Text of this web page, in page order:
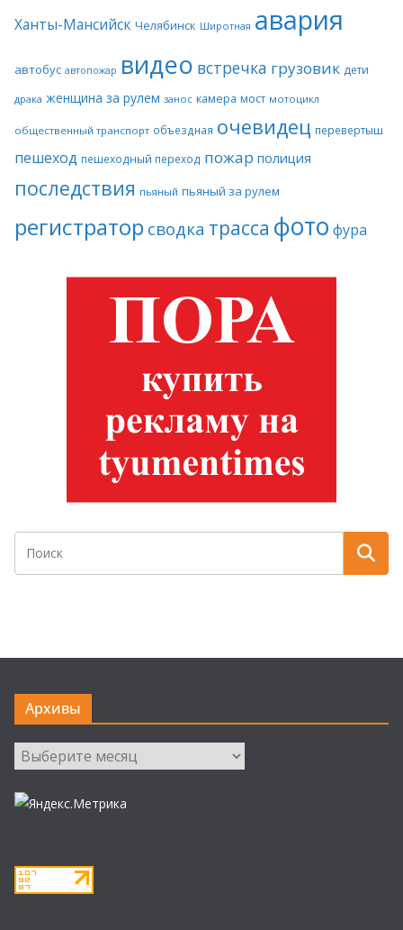
Ханты-Мансийск Челябинск Широтная авария
автобус автопожар видео встречка грузовик дети
драка женщина за рулем занос камера мост мотоцикл
общественный транспорт объездная очевидец перевертыш
пешеход пешеходный переход пожар полиция
последствия пьяный пьяный за рулем
регистратор сводка трасса фото фура
Архивы
Архивы